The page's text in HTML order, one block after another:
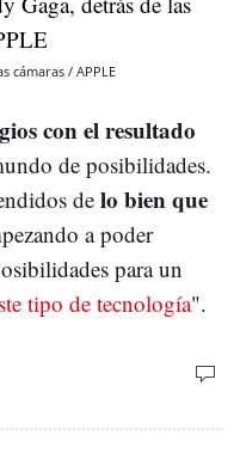
cámaras / APPLE
con el resultado
de posibilidades.
de lo bien que
a poder
para un
tipo de tecnología".